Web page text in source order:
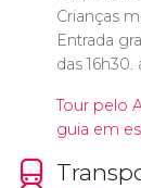
Crianças
Entrada
das
Tour pelo
guia em